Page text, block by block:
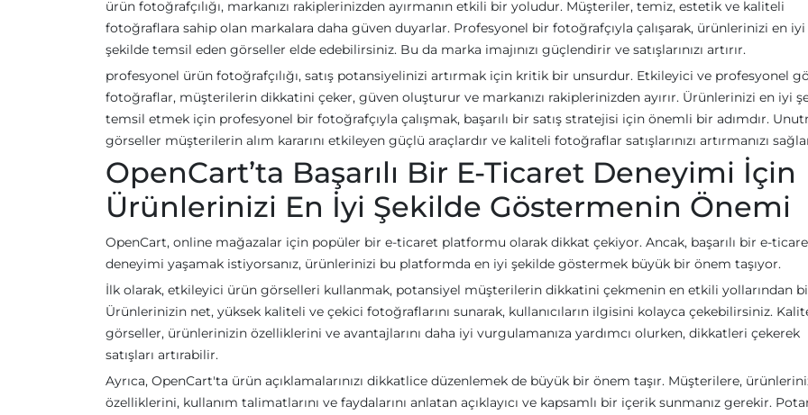
ürün fotoğrafçılığı, markanızı rakiplerinizden ayırmanın etkili bir yoludur. Müşteriler, temiz, estetik ve kaliteli
fotoğraflara sahip olan markalara daha güven duyarlar. Profesyonel bir fotoğrafçıyla çalışarak, ürünlerinizi en iyi
şekilde temsil eden görseller elde edebilirsiniz. Bu da marka imajınızı güçlendirir ve satışlarınızı artırır.
profesyonel ürün fotoğrafçılığı, satış potansiyelinizi artırmak için kritik bir unsurdur. Etkileyici ve profesyonel
fotoğraflar, müşterilerin dikkatini çeker, güven oluşturur ve markanızı rakiplerinizden ayırır. Ürünlerinizi en iyi
temsil etmek için profesyonel bir fotoğrafçıyla çalışmak, başarılı bir satış stratejisi için önemli bir adımdır.
görseller müşterilerin alım kararını etkileyen güçlü araçlardır ve kaliteli fotoğraflar satışlarınızı artırmanızı
OpenCart’ta Başarılı Bir E-Ticaret Deneyimi İçin
Ürünlerinizi En İyi Şekilde Göstermenin Önemi
OpenCart, online mağazalar için popüler bir e-ticaret platformu olarak dikkat çekiyor. Ancak, başarılı bir e-
deneyimi yaşamak istiyorsanız, ürünlerinizi bu platformda en iyi şekilde göstermek büyük bir önem taşıyor.
İlk olarak, etkileyici ürün görselleri kullanmak, potansiyel müşterilerin dikkatini çekmenin en etkili yollarından
Ürünlerinizin net, yüksek kaliteli ve çekici fotoğraflarını sunarak, kullanıcıların ilgisini kolayca çekebilirsiniz.
görseller, ürünlerinizin özelliklerini ve avantajlarını daha iyi vurgulamanıza yardımcı olurken, dikkatleri çekerek
satışları artırabilir.
Ayrıca, OpenCart'ta ürün açıklamalarınızı dikkatlice düzenlemek de büyük bir önem taşır. Müşterilere,
özelliklerini, kullanım talimatlarını ve faydalarını anlatan açıklayıcı ve kapsamlı bir içerik sunmanız gerekir.